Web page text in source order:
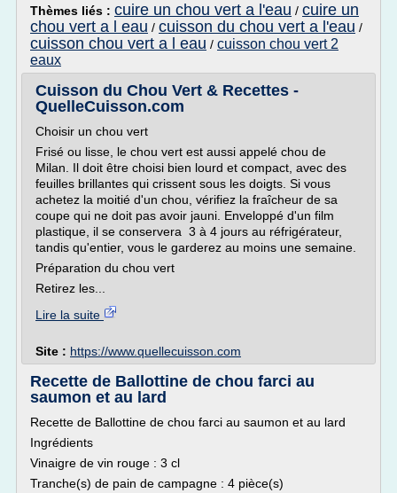
Thèmes liés : cuire un chou vert a l'eau / cuire un
chou vert a l eau / cuisson du chou vert a l'eau /
cuisson chou vert a l eau / cuisson chou vert 2
eaux
Cuisson du Chou Vert & Recettes -
QuelleCuisson.com
Choisir un chou vert
Frisé ou lisse, le chou vert est aussi appelé chou de
Milan. Il doit être choisi bien lourd et compact, avec des
feuilles brillantes qui crissent sous les doigts. Si vous
achetez la moitié d'un chou, vérifiez la fraîcheur de sa
coupe qui ne doit pas avoir jauni. Enveloppé d'un film
plastique, il se conservera 3 à 4 jours au réfrigérateur,
tandis qu'entier, vous le garderez au moins une semaine.
Préparation du chou vert
Retirez les...
Lire la suite
Site : https://www.quellecuisson.com
Recette de Ballottine de chou farci au
saumon et au lard
Recette de Ballottine de chou farci au saumon et au lard
Ingrédients
Vinaigre de vin rouge : 3 cl
Tranche(s) de pain de campagne : 4 pièce(s)